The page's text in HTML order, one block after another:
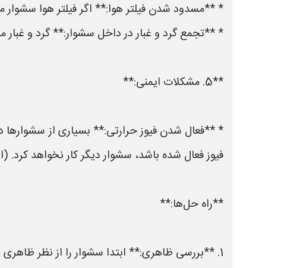
* **مسدود شدن فیلتر هوا:** اگر فیلتر هوا
* **تجمع گرد و غبار در داخل سشوار:** گرد و
**5. مشکلات ایمنی:**
* **فعال شدن فیوز حرارتی:** بسیاری از
فیوز فعال شده باشد، سشوار دیگر کار نخواهد
**راه حل‌ها:**
1. **بررسی ظاهری:** ابتدا سشوار را از نظر ظاهری بررسی کنید. آیا سیم‌ها سالم هستند؟ آیا دوشاخه سالم است؟ آیا چیزی جلوی پروانه را نگرفته است؟